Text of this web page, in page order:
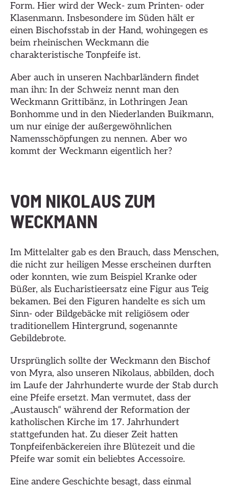
Form. Hier wird der Weck- zum Printen- oder
Klasenmann. Insbesondere im Süden hält er
einen Bischofsstab in der Hand, wohingegen es
beim rheinischen Weckmann die
charakteristische Tonpfeife ist.
Aber auch in unseren Nachbarländern findet
man ihn: In der Schweiz nennt man den
Weckmann Grittibänz, in Lothringen Jean
Bonhomme und in den Niederlanden Buikmann,
um nur einige der außergewöhnlichen
Namensschöpfungen zu nennen. Aber wo
kommt der Weckmann eigentlich her?
VOM NIKOLAUS ZUM
WECKMANN
Im Mittelalter gab es den Brauch, dass Menschen,
die nicht zur heiligen Messe erscheinen durften
oder konnten, wie zum Beispiel Kranke oder
Büßer, als Eucharistieersatz eine Figur aus Teig
bekamen. Bei den Figuren handelte es sich um
Sinn- oder Bildgebäcke mit religiösem oder
traditionellem Hintergrund, sogenannte
Gebildebrote.
Ursprünglich sollte der Weckmann den Bischof
von Myra, also unseren Nikolaus, abbilden, doch
im Laufe der Jahrhunderte wurde der Stab durch
eine Pfeife ersetzt. Man vermutet, dass der
„Austausch“ während der Reformation der
katholischen Kirche im 17. Jahrhundert
stattgefunden hat. Zu dieser Zeit hatten
Tonpfeifenbäckereien ihre Blütezeit und die
Pfeife war somit ein beliebtes Accessoire.
Eine andere Geschichte besagt, dass einmal